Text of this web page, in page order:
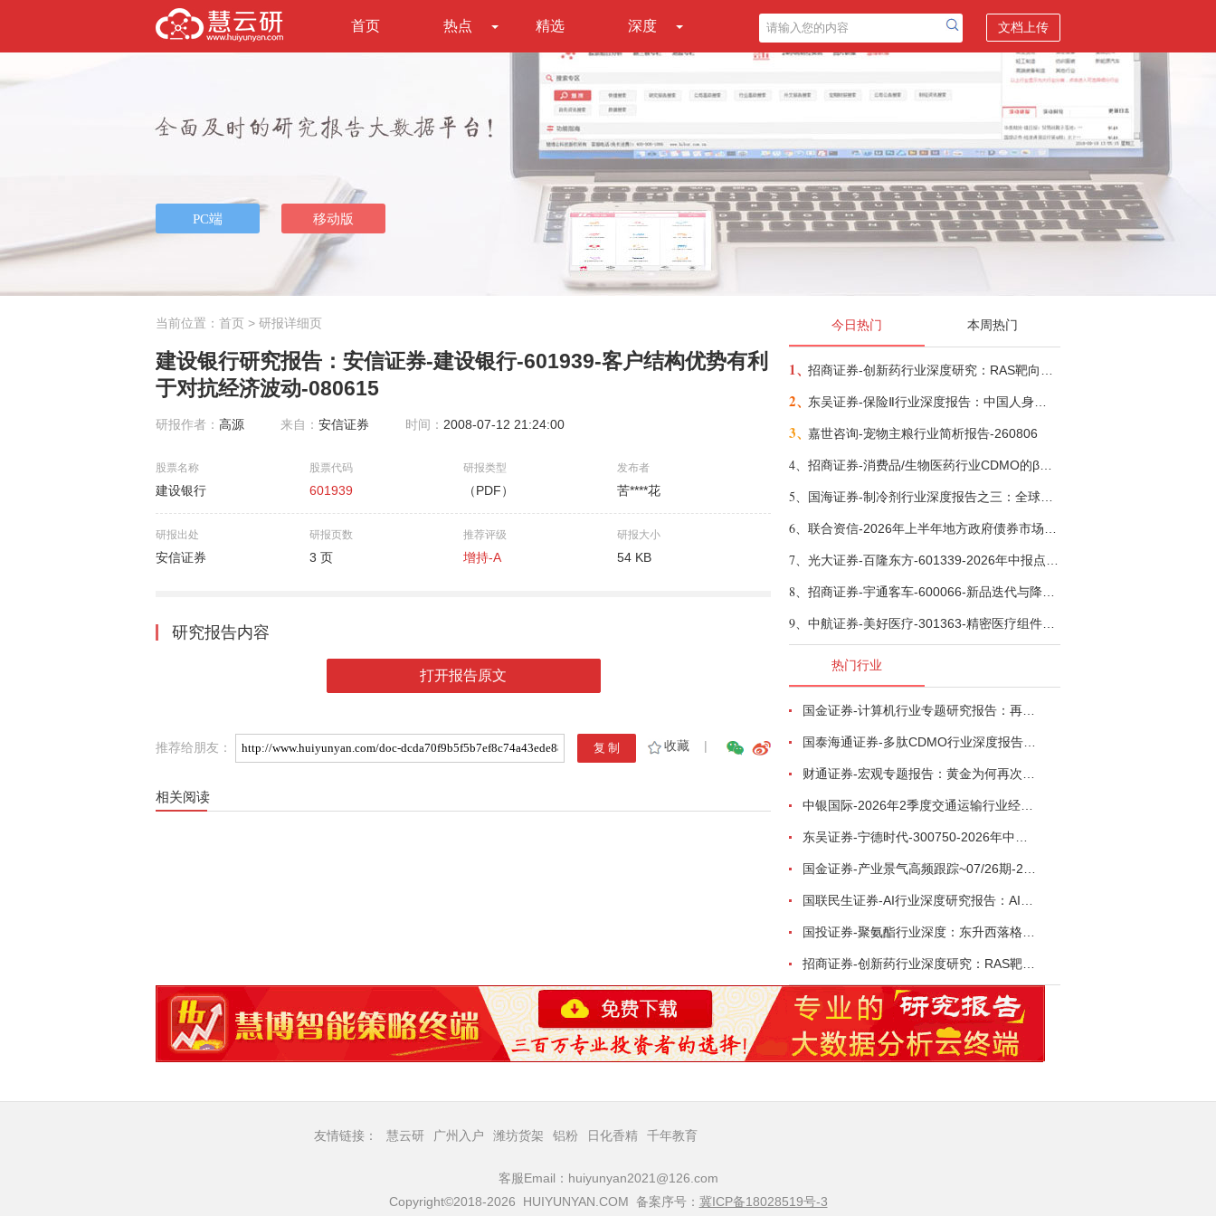
首页 热点 精选 深度 文档上传
当前位置： 首页 > 研报详细页
建设银行研究报告：安信证券-建设银行-601939-客户结构优势有利
于对抗经济波动-080615
研报作者： 高源 来自： 安信证券 时间： 2008-07-12 21:24:00
股票名称
建设银行
股票代码
601939
研报类型
（PDF）
发布者
苦****花
研报出处
安信证券
研报页数
3 页
推荐评级
增持-A
研报大小
54 KB
研究报告内容
打开报告原文
推荐给朋友： 收藏 |
相关阅读
今日热门 本周热门
1、
2、
3、嘉世咨询-宠物主粮行业简析报告-260806
4、
5、
6、
7、
8、
9、
热门行业
友情链接： 慧云研 广州入户 潍坊货架 铝粉 日化香精 千年教育
客服Email：huiyunyan2021@126.com
Copyright©2018-2026 HUIYUNYAN.COM 备案序号： 冀ICP备18028519号-3